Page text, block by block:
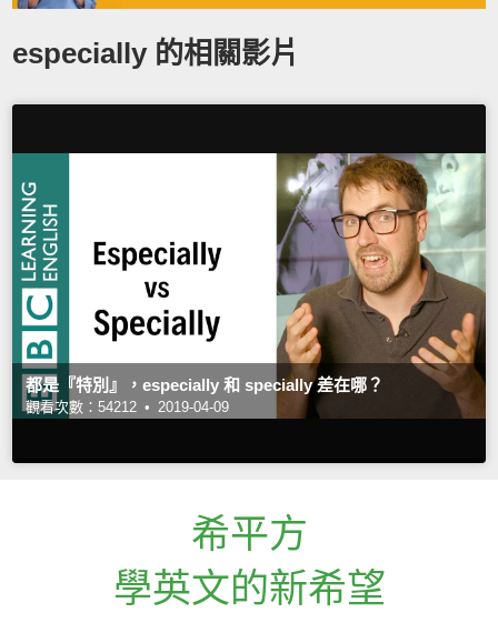
especially 的相關影片
都是『特別』，especially 和 specially 差在哪？
觀看次數：54212 • 2019-04-09
希平方
學英文的新希望